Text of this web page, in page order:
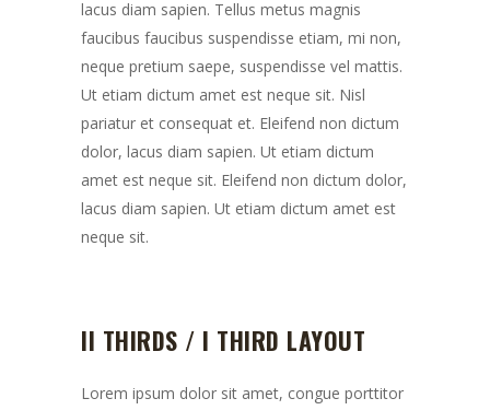
lacus diam sapien. Tellus metus magnis
faucibus faucibus suspendisse etiam, mi non,
neque pretium saepe, suspendisse vel mattis.
Ut etiam dictum amet est neque sit. Nisl
pariatur et consequat et. Eleifend non dictum
dolor, lacus diam sapien. Ut etiam dictum
amet est neque sit. Eleifend non dictum dolor,
lacus diam sapien. Ut etiam dictum amet est
neque sit.
II THIRDS / I THIRD LAYOUT
Lorem ipsum dolor sit amet, congue porttitor